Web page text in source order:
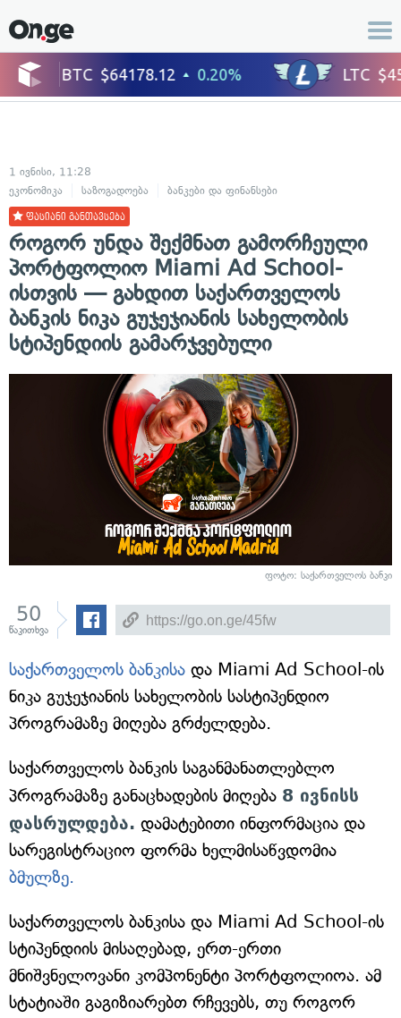
1 ივნისი, 11:28
ეკონომიკა
საზოგადოება ბანკები და ფინანსები
ფასიანი განთავსება
როგორ უნდა შექმნათ გამორჩეული
პორტფოლიო Miami Ad School-
ისთვის — გახდით საქართველოს
ბანკის ნიკა გუჯეჯიანის სახელობის
სტიპენდიის გამარჯვებული
ფოტო: საქართველოს ბანკი
50
წაკითხვა
საქართველოს ბანკისა და Miami Ad School-ის
ნიკა გუჯეჯიანის სახელობის სასტიპენდიო
პროგრამაზე მიღება გრძელდება.
საქართველოს ბანკის საგანმანათლებლო
პროგრამაზე განაცხადების მიღება 8 ივნისს
დასრულდება. დამატებითი ინფორმაცია და
სარეგისტრაციო ფორმა ხელმისაწვდომია
ბმულზე.
საქართველოს ბანკისა და Miami Ad School-ის
სტიპენდიის მისაღებად, ერთ-ერთი
მნიშვნელოვანი კომპონენტი პორტფოლიოა. ამ
სტატიაში გაგიზიარებთ რჩევებს, თუ როგორ